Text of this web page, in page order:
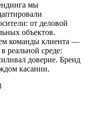
мы
от деловой
объектов.
команды клиента —
реальной среде:
доверие. Бренд
касании.